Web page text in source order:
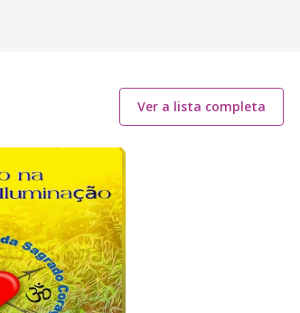
Ver a lista completa